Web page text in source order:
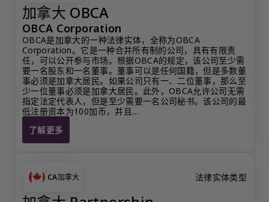
加拿大 OBCA
OBCA Corporation
OBCA是加拿大的一种法律实体，全称为OBCA
Corporation。它是一种合并所有制的公司，具有有限责
任，可以公开参与市场。根据OBCA的规定，该公司至少需
要一名股东和一名董事。董事可以是任何国籍，但是多数董
事必须是加拿大居民。如果公司只有一、二位董事，那么至
少一位董事必须是加拿大居民。此外，OBCA允许公司无需
指定法定代表人，但是至少需要一名公司秘书。该公司的最
低注册资本为100加币，并且…
了解更多
加拿大 OBCA
CA加拿大 法律实体类型